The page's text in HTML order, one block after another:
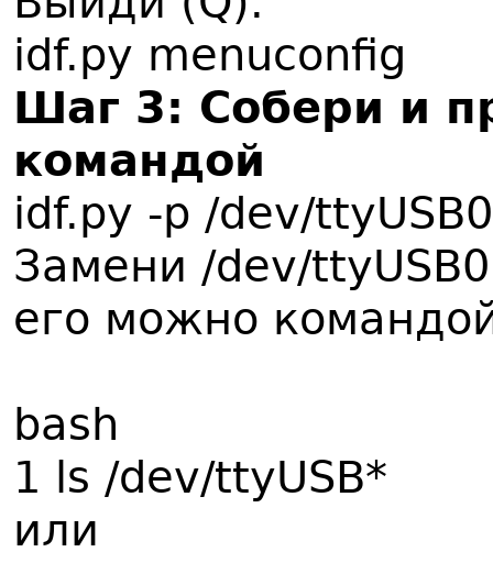
idf.py menuconfig
Шаг 3: Собери и
командой
idf.py -p /dev/
Замени /dev/
его можно
bash
1 ls /dev/ttyUSB*
или